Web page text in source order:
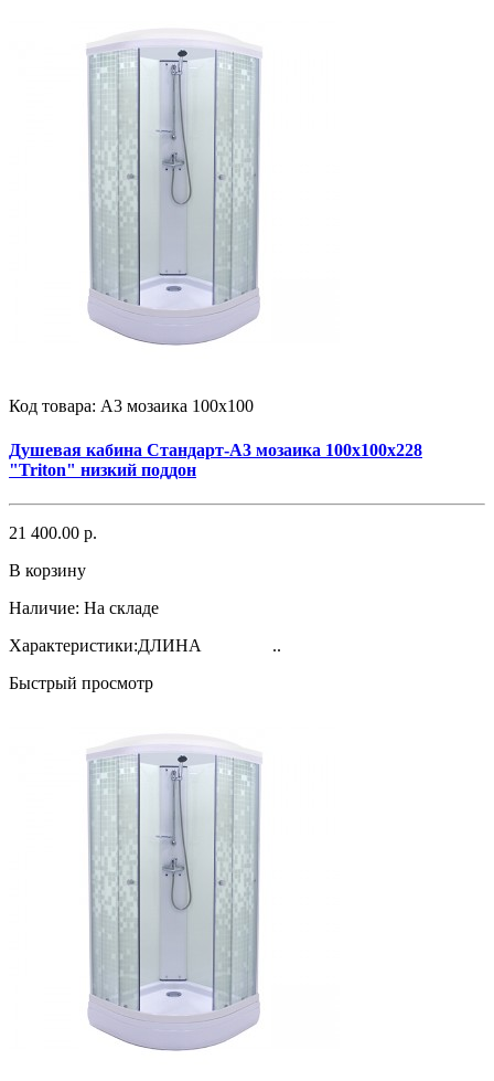
Код товара: А3 мозаика 100х100
Душевая кабина Стандарт-А3 мозаика 100х100х228
"Triton" низкий поддон
21 400.00 р.
В корзину
Наличие: На складе
Характеристики:ДЛИНА ..
Быстрый просмотр